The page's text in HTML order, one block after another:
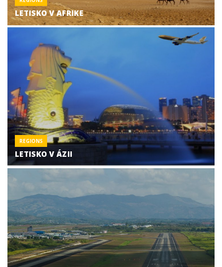
LETISKO V AFRIKE
REGIONS
LETISKO V ÁZII